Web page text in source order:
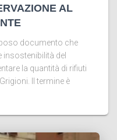
AL
documento che
insostenibilità del
la quantità di rifiuti
Il termine è